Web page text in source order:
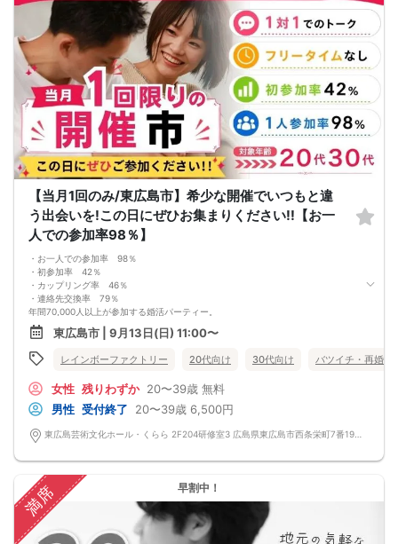
すか?
スタッフが全力であなたの婚活をサポートさせて頂きます。
■パーティ中止判断タイミング
開催前日の23:00までに最少催行人数男性2名対女性2名に満たない場合
但し、当日で急なキャンセルががあった場合には当日中止になる事もあります。
【当月1回のみ/東広島市】希少な開催でいつもと違
う出会いを!この日にぜひお集まりください!!【お一
人での参加率98％】
・お一人での参加率 98％
・初参加率 42％
・カップリング率 46％
・連絡先交換率 79％
年間70,000人以上が参加する婚活パーティー。
お一人で参加されることを考えたスタイルで、98％の方がお一人で参加されてい
ます。
真剣に婚活されている方だけを対象とした小規模な婚活イベントで、空いた時間
を利用してお気軽に婚活が可能です。
Q：服装は？
A：皆様カジュアルな服装でご参加されています。
Q：参加費の支払い方法は？
A：当日に受付にてお支払いいただきます。（参加費は現金払いのみです）
Q：持ち物は？
・詳細のご案内について
ご予約完了後に「イベントガイド」「お問い合わせ窓口」などの詳細情報をメー
ルでお送りします。必ずレインボーファクトリーのメールアドレスを受信許可設
定してください。（お申し込み後、オミカレから届くメールにレインボーファク
トリーのメールアドレスが記載されています。）
東広島市 | 9月13日(日) 11:00〜
レインボーファクトリー 20代向け 30代向け バツイチ・再婚
女性 残りわずか 20〜39歳 無料
男性 受付終了 20〜39歳 6,500円
満席 早割中！